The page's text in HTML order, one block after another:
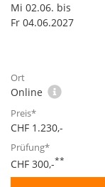
Mi 02.06. bis
Fr 04.06.2027
Online
CHF 1.230,-
CHF 300,-**